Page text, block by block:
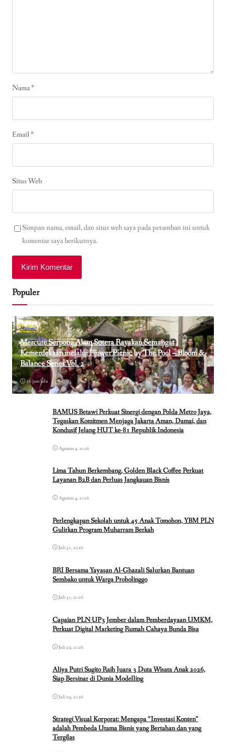
Nama*
Email*
Situs Web
Simpan nama, email, dan situs web saya pada peramban ini untuk
komentar saya berikutnya.
Populer
Nasional
Mercure Serpong Alam Sutera Rayakan Semangat
Kemerdekaan melalui Flower Picnic by The Pool – Bloom &
Balance Series Vol. 2
16 jam lalu
BAMUS Betawi Perkuat Sinergi dengan Polda Metro Jaya,
Tegaskan Komitmen Menjaga Jakarta Aman, Damai, dan
Kondusif Jelang HUT ke-81 Republik Indonesia
Agustus 4, 2026
Lima Tahun Berkembang, Golden Black Coffee Perkuat
Layanan B2B dan Perluas Jangkauan Bisnis
Agustus 4, 2026
Perlengkapan Sekolah untuk 45 Anak Tomohon, YBM PLN
Gulirkan Program Muharram Berkah
Juli 31, 2026
BRI Bersama Yayasan Al-Ghazali Salurkan Bantuan
Sembako untuk Warga Probolinggo
Juli 31, 2026
Capaian PLN UP3 Jember dalam Pemberdayaan UMKM,
Perkuat Digital Marketing Rumah Cahaya Bunda Bisa
Juli 29, 2026
Aliya Putri Sugito Raih Juara 3 Duta Wisata Anak 2026,
Siap Bersinar di Dunia Modelling
Juli 29, 2026
Strategi Visual Korporat: Mengapa “Investasi Konten”
adalah Pembeda Utama Bisnis yang Bertahan dan yang
Tergilas